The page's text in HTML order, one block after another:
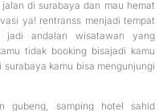
di surabaya dan mau hemat
ya! rentranss menjadi tempat
jadi andalan wisatawan yang
tidak booking bisajadi kamu
kamu bisa mengunjungi
gubeng, samping hotel sahid